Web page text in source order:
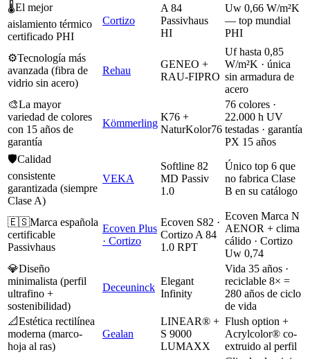
🌡️El mejor
aislamiento térmico
certificado PHI
Cortizo
A 84
Passivhaus
HI
Uw 0,66 W/m²K
— top mundial
PHI
⚙️Tecnología más
avanzada (fibra de
vidrio sin acero)
Rehau
GENEO +
RAU-FIPRO
Uf hasta 0,85
W/m²K · única
sin armadura de
acero
🎨La mayor
variedad de colores
con 15 años de
garantía
Kömmerling
K76 +
NaturKolor76
76 colores ·
22.000 h UV
testadas · garantía
PX 15 años
🛡️Calidad
consistente
garantizada (siempre
Clase A)
VEKA
Softline 82
MD Passiv
1.0
Único top 6 que
no fabrica Clase
B en su catálogo
🇪🇸Marca española
certificable
Passivhaus
Ecoven Plus
· Cortizo
Ecoven S82 ·
Cortizo A 84
1.0 RPT
Ecoven Marca N
AENOR + clima
cálido · Cortizo
Uw 0,74
💎Diseño
minimalista (perfil
ultrafino +
sostenibilidad)
Deceuninck
Elegant
Infinity
Vida 35 años ·
reciclable 8× =
280 años de ciclo
de vida
📐Estética rectilínea
moderna (marco-
hoja al ras)
Gealan
LINEAR® +
S 9000
LUMAXX
Flush option +
Acrylcolor® co-
extruido al perfil